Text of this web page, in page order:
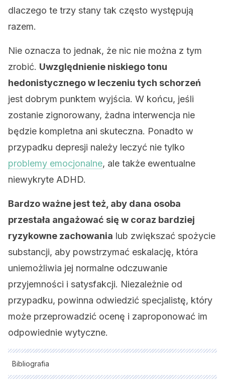
dlaczego te trzy stany tak często występują
razem.
Nie oznacza to jednak, że nic nie można z tym
zrobić. Uwzględnienie niskiego tonu
hedonistycznego w leczeniu tych schorzeń
jest dobrym punktem wyjścia. W końcu, jeśli
zostanie zignorowany, żadna interwencja nie
będzie kompletna ani skuteczna. Ponadto w
przypadku depresji należy leczyć nie tylko
problemy emocjonalne, ale także ewentualne
niewykryte ADHD.
Bardzo ważne jest też, aby dana osoba
przestała angażować się w coraz bardziej
ryzykowne zachowania lub zwiększać spożycie
substancji, aby powstrzymać eskalację, która
uniemożliwia jej normalne odczuwanie
przyjemności i satysfakcji. Niezależnie od
przypadku, powinna odwiedzić specjalistę, który
może przeprowadzić ocenę i zaproponować im
odpowiednie wytyczne.
Bibliografia
Wszystkie cytowane źródła zostały gruntownie